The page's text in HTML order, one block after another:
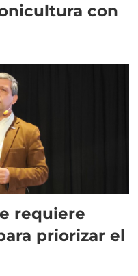
con
requiere
priorizar el